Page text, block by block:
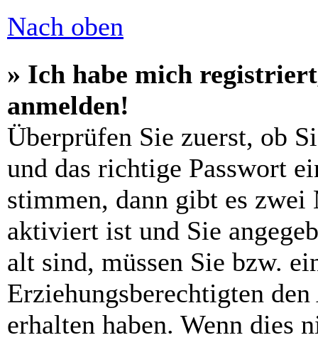
Nach oben
» Ich habe mich
anmelden!
Überprüfen Sie zuerst, ob
und das richtige Passwort
stimmen, dann gibt es
aktiviert ist und Sie
alt sind, müssen Sie bzw.
Erziehungsberechtigten
erhalten haben. Wenn dies